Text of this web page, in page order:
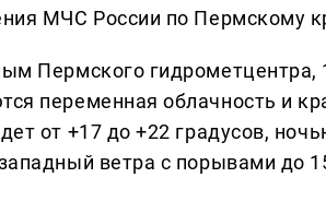
МЧС России по Пермскому
Пермского
переменная облачность и
от +17 до +22 градусов,
ветра с порывами до